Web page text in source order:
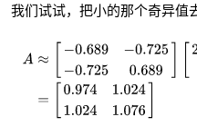
我们试试，把小的那个奇异值